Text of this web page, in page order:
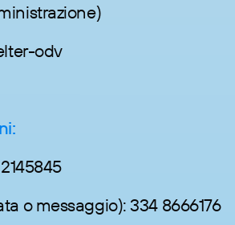
odv
o messaggio): 334 8666176